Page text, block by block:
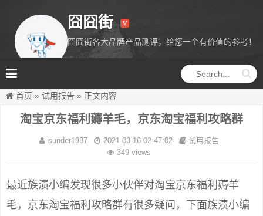
囧囧街
囧囧街各大品牌产品测评，给您一个有价值的参考！
首页 » 试用报告 » 正文内容
淘宝京东福利薅羊毛，京东淘宝福利攻略群
sunder1987 2021-03-16 02:47:02
试用报告
349 views
最近族渍小编发现很多小伙伴对淘宝京东福利薅羊
毛，京东淘宝福利攻略群有很多疑问，下面族渍小编